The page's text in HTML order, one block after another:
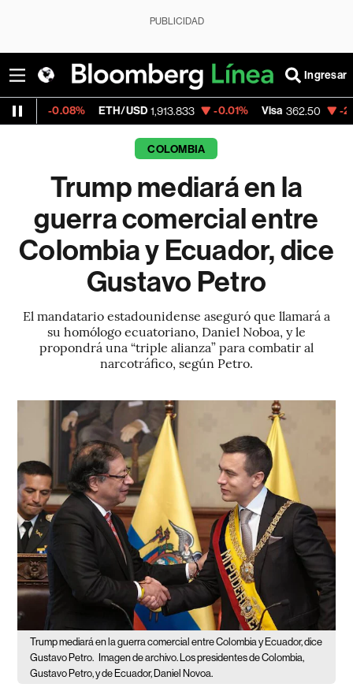
PUBLICIDAD
Ingresar
ETH/USD 1,913.833 -0.01% Visa 362.50 -2.15%
COLOMBIA
Trump mediará en la
guerra comercial entre
Colombia y Ecuador, dice
Gustavo Petro
El mandatario estadounidense aseguró que llamará a
su homólogo ecuatoriano, Daniel Noboa, y le
propondrá una “triple alianza” para combatir al
narcotráfico, según Petro.
Trump mediará en la guerra comercial entre Colombia y Ecuador, dice
Gustavo Petro. Imagen de archivo. Los presidentes de Colombia,
Gustavo Petro, y de Ecuador, Daniel Novoa.